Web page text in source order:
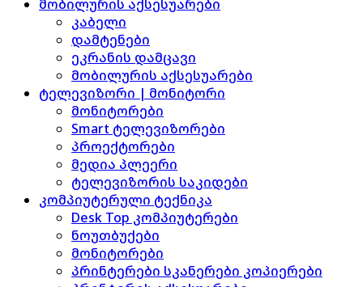
მობილურის აქსესუარები
კაბელი
დამტენები
ეკრანის დამცავი
მობილურის აქსესუარები
ტელევიზორი | მონიტორი
მონიტორები
Smart ტელევიზორები
პროექტორები
მედია პლეერი
ტელევიზორის საკიდები
კომპიუტერული ტექნიკა
Desk Top კომპიუტერები
ნოუთბუქები
მონიტორები
პრინტერები სკანერები კოპიერები